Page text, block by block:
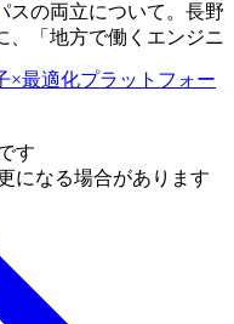
×最適化プラットフォー
スの両立について。長野
、「地方で働くエンジニ
す
になる場合があります